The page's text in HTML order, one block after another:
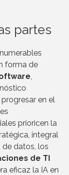
partes
forma de
en el
prioricen la
integral
datos, los
de TI
eficaz la IA en